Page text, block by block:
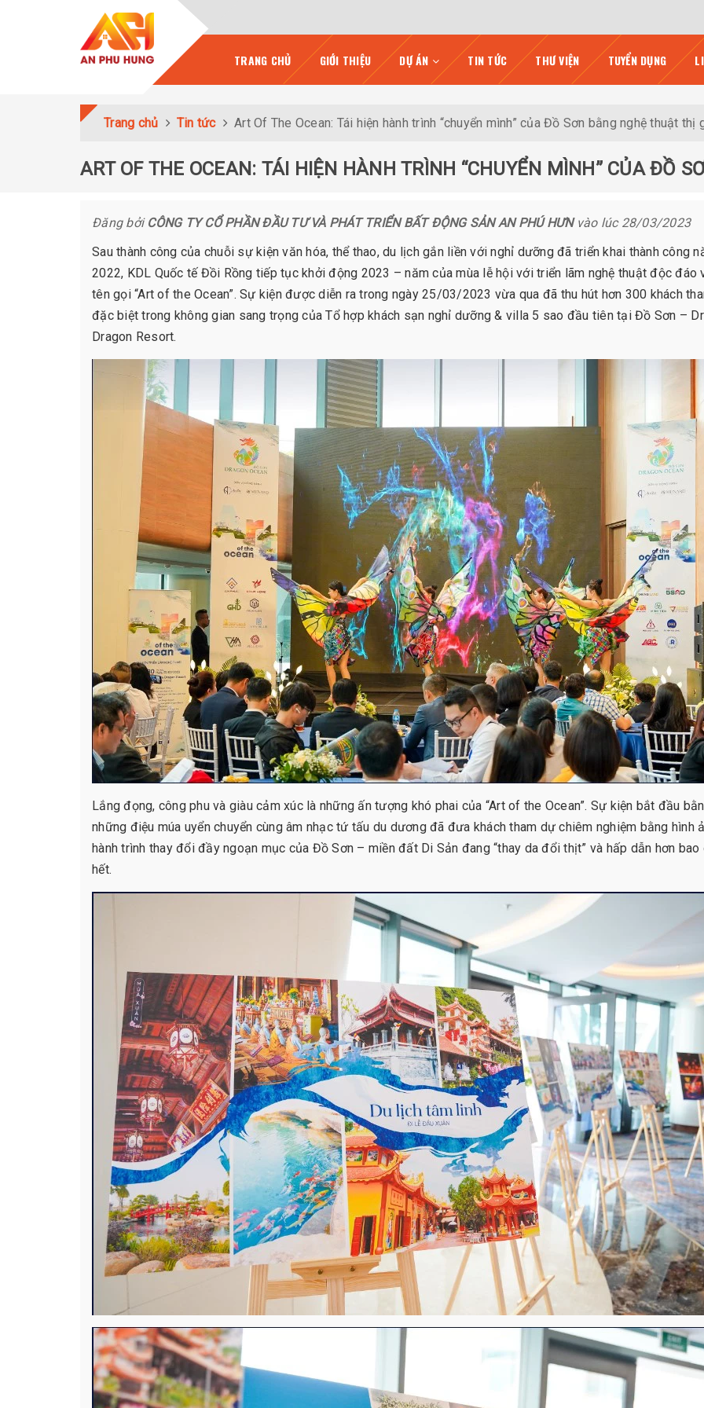
TRANG CHỦ GIỚI THIỆU DỰ ÁN TIN TỨC THƯ VIỆN TUYỂN DỤNG
Trang chủ Tin tức Art Of The Ocean: Tái hiện hành trình “chuyển mình” của Đồ Sơn bằng nghệ thuật thị
ART OF THE OCEAN: TÁI HIỆN HÀNH TRÌNH “CHUYỂN MÌNH” CỦA ĐỒ
Đăng bởi CÔNG TY CỔ PHẦN ĐẦU TƯ VÀ PHÁT TRIỂN BẤT ĐỘNG SẢN AN PHÚ HƯNvào lúc 28/03/2023
Sau thành công của chuỗi sự kiện văn hóa, thể thao, du lịch gắn liền với nghỉ dưỡng đã triển khai thành công
2022, KDL Quốc tế Đồi Rồng tiếp tục khởi động 2023 – năm của mùa lễ hội với triển lãm nghệ thuật độc đáo
tên gọi “Art of the Ocean”. Sự kiện được diễn ra trong ngày 25/03/2023 vừa qua đã thu hút hơn 300 khách
đặc biệt trong không gian sang trọng của Tổ hợp khách sạn nghỉ dưỡng & villa 5 sao đầu tiên tại Đồ Sơn –
Dragon Resort.
Lắng đọng, công phu và giàu cảm xúc là những ấn tượng khó phai của “Art of the Ocean”. Sự kiện bắt đầu
những điệu múa uyển chuyển cùng âm nhạc tứ tấu du dương đã đưa khách tham dự chiêm nghiệm bằng hình
hành trình thay đổi đầy ngoạn mục của Đồ Sơn – miền đất Di Sản đang “thay da đổi thịt” và hấp dẫn hơn bao
hết.